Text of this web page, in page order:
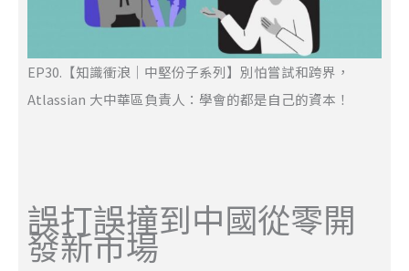
EP30.【知識衝浪｜中堅份子系列】別怕嘗試和跨界，
Atlassian 大中華區負責人：學會的都是自己的資本！
誤打誤撞到中國從零開
發新市場